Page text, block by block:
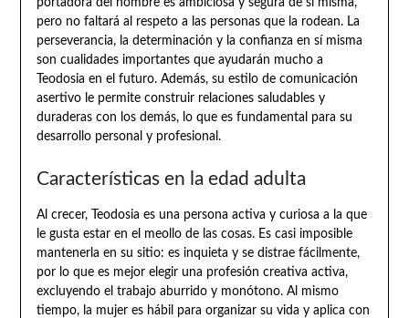
pero no faltará al respeto a las personas que la rodean. La
perseverancia, la determinación y la confianza en sí misma
son cualidades importantes que ayudarán mucho a
Teodosia en el futuro. Además, su estilo de comunicación
asertivo le permite construir relaciones saludables y
duraderas con los demás, lo que es fundamental para su
desarrollo personal y profesional.
Características en la edad adulta
Al crecer, Teodosia es una persona activa y curiosa a la que
le gusta estar en el meollo de las cosas. Es casi imposible
mantenerla en su sitio: es inquieta y se distrae fácilmente,
por lo que es mejor elegir una profesión creativa activa,
excluyendo el trabajo aburrido y monótono. Al mismo
tiempo, la mujer es hábil para organizar su vida y aplica con